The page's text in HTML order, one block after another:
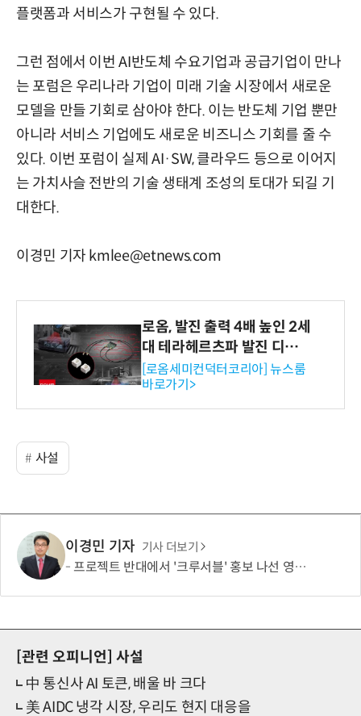
플랫폼과 서비스가 구현될 수 있다.
그런 점에서 이번 AI반도체 수요기업과 공급기업이 만나
는 포럼은 우리나라 기업이 미래 기술 시장에서 새로운
모델을 만들 기회로 삼아야 한다. 이는 반도체 기업 뿐만
아니라 서비스 기업에도 새로운 비즈니스 기회를 줄 수
있다. 이번 포럼이 실제 AI·SW, 클라우드 등으로 이어지
는 가치사슬 전반의 기술 생태계 조성의 토대가 되길 기
대한다.
이경민 기자 kmlee@etnews.com
로옴, 발진 출력 4배 높인 2세
대 테라헤르츠파 발진 디바이
스 개발
[로옴세미컨덕터코리아] 뉴스룸
바로가기>
사설
이경민 기자 기사 더보기
프로젝트 반대에서 '크루서블' 홍보 나선 영풍·MBK, '말바꾸기' 이어 '주주권' 논란
[관련 오피니언] 사설
中 통신사 AI 토큰, 배울 바 크다
美 AIDC 냉각 시장, 우리도 현지 대응을